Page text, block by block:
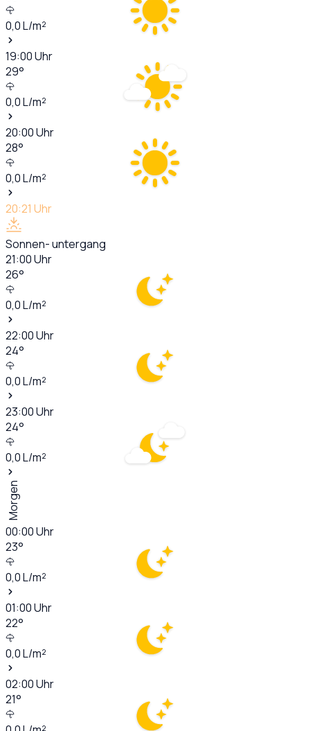
0,0L/m²
19:00Uhr
29°
0,0L/m²
20:00Uhr
28°
0,0L/m²
20:21 Uhr
Sonnen- untergang
21:00Uhr
26°
0,0L/m²
22:00Uhr
24°
0,0L/m²
23:00Uhr
24°
0,0L/m²
Morgen
00:00Uhr
23°
0,0L/m²
01:00Uhr
22°
0,0L/m²
02:00Uhr
21°